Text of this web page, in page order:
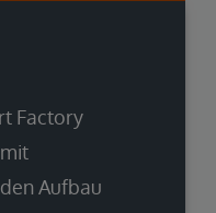
Factory
Aufbau